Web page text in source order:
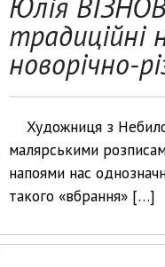
традиційні
новорічно-
Художниця з
малярськими
напоями нас
такого «вбрання» […]